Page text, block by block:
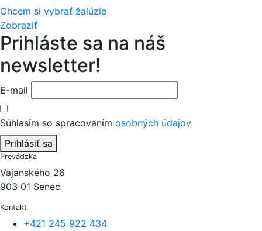
Chcem si vybrať žalúzie
Zobraziť
Prihláste sa na náš
newsletter!
E-mail
Súhlasím so spracovaním osobných údajov
Prihlásiť sa
Prevádzka
Vajanského 26
903 01 Senec
Kontakt
+421 245 922 434